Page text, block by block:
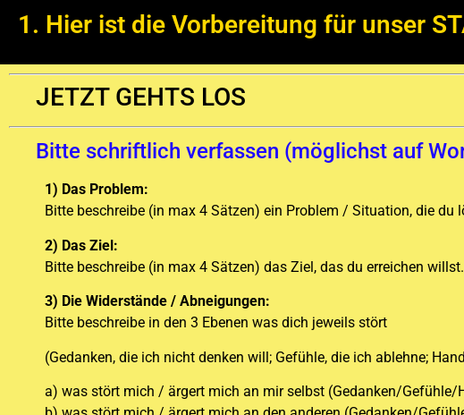
1. Hier ist die Vorbereitung für unser
JETZT GEHTS LOS
Bitte schriftlich verfassen (möglichst auf
1) Das Problem:
Bitte beschreibe (in max 4 Sätzen) ein Problem / Situation, die du
2) Das Ziel:
Bitte beschreibe (in max 4 Sätzen) das Ziel, das du erreichen willst.
3) Die Widerstände / Abneigungen:
Bitte beschreibe in den 3 Ebenen was dich jeweils stört
(Gedanken, die ich nicht denken will; Gefühle, die ich ablehne;
a) was stört mich / ärgert mich an mir selbst (Gedanken/Gefühle/